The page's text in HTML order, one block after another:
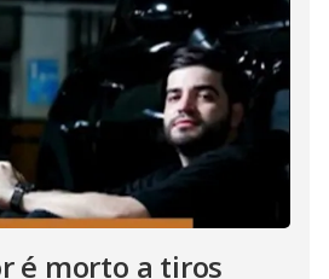
é morto a tiros